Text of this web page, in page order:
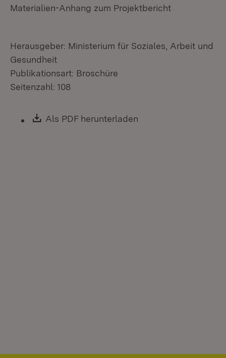
Materialien-Anhang zum Projektbericht
Herausgeber: Ministerium für Soziales, Arbeit und
Gesundheit
Publikationsart: Broschüre
Seitenzahl: 108
Download:
Als PDF herunterladen